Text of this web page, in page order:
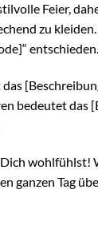
Feier,
zu
entschieden.
bedeutet das
wohlfühlst!
ganzen Tag